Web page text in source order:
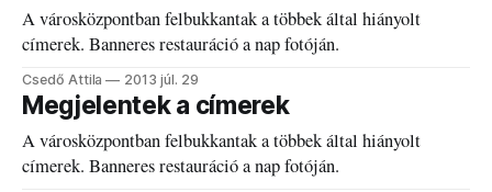
szabályokat betartva, a járdán caplattak, látszólag
A városközpontban felbukkantak a többek által hiányolt
címerek. Banneres restauráció a nap fotóján.
Csedő Attila 2013 júl. 29
Megjelentek a címerek
A városközpontban felbukkantak a többek által hiányolt
címerek. Banneres restauráció a nap fotóján.